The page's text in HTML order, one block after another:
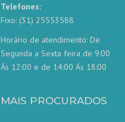
Telefones:
Fixo: (31) 25553588
Horário de atendimento: De
Segunda a Sexta feira de 9:00
Ás 12:00 e de 14:00 Ás 18:00
MAIS PROCURADOS